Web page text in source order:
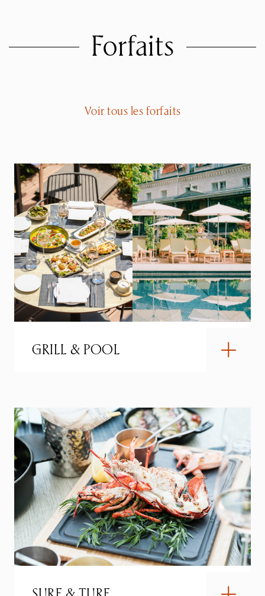
Forfaits
Voir tous les forfaits
GRILL & POOL
SURF & TURF